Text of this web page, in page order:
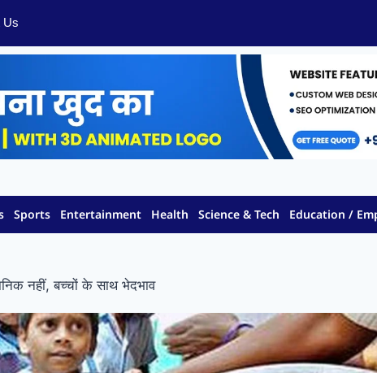
Us
Sports Entertainment Health Science & Tech Education /
नहीं, बच्चों के साथ भेदभाव